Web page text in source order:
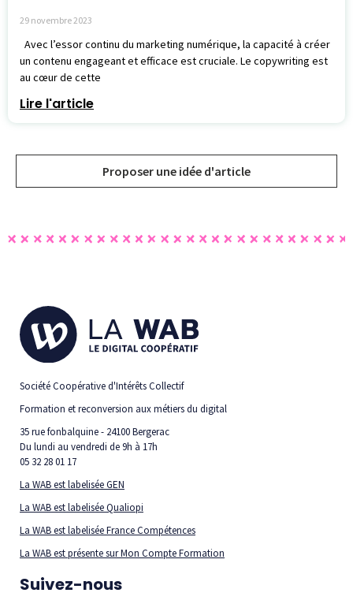
29 novembre 2023
Avec l’essor continu du marketing numérique, la capacité à créer
un contenu engageant et efficace est cruciale. Le copywriting est
au cœur de cette
Lire l'article
Proposer une idée d'article
Société Coopérative d'Intérêts Collectif
Formation et reconversion aux métiers du digital
35 rue fonbalquine - 24100 Bergerac
Du lundi au vendredi de 9h à 17h
05 32 28 01 17
La WAB est labelisée GEN
La WAB est labelisée Qualiopi
La WAB est labelisée France Compétences
La WAB est présente sur Mon Compte Formation
Suivez-nous